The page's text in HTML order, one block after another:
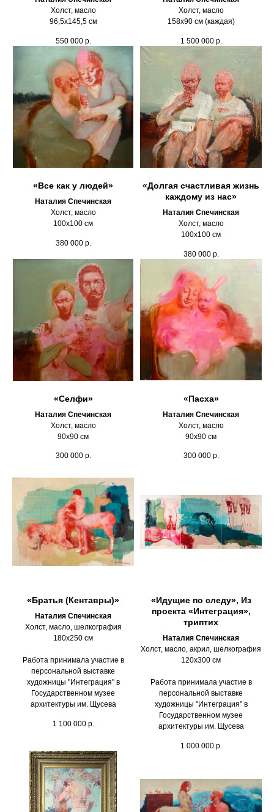
Холст, масло
96,5х145,5 см
550 000 р.
Холст, масло
158х90 см (каждая)
1 500 000 р.
«Все как у людей»
Наталия Спечинская
Холст, масло
100х100 см
380 000 р.
«Долгая счастливая жизнь
каждому из нас»
Наталия Спечинская
Холст, масло
100х100 см
380 000 р.
«Селфи»
Наталия Спечинская
Холст, масло
90х90 см
300 000 р.
«Пасха»
Наталия Спечинская
Холст, масло
90х90 см
300 000 р.
«Братья (Кентавры)»
Наталия Спечинская
Холст, масло, шелкография
180х250 см
Работа принимала участие в
персональной выставке
художницы "Интеграция" в
Государственном музее
архитектуры им. Щусева
1 100 000 р.
«Идущие по следу», Из
проекта «Интеграция»,
триптих
Наталия Спечинская
Холст, масло, акрил, шелкография
120х300 см
Работа принимала участие в
персональной выставке
художницы "Интеграция" в
Государственном музее
архитектуры им. Щусева
1 000 000 р.